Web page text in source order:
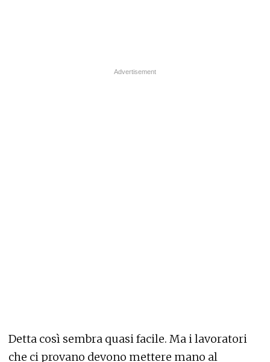
Detta così sembra quasi facile. Ma i lavoratori
che ci provano devono mettere mano al